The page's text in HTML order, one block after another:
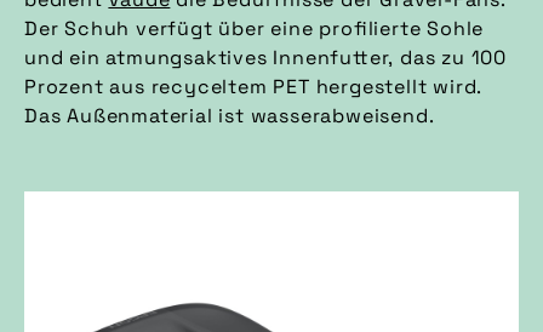
Der Schuh verfügt über eine profilierte Sohle
und ein atmungsaktives Innenfutter, das zu 100
Prozent aus recyceltem PET hergestellt wird.
Das Außenmaterial ist wasserabweisend.